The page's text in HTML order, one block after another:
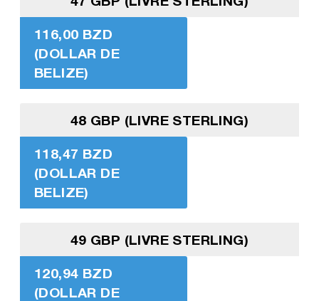
116,00 BZD
(DOLLAR DE
BELIZE)
48 GBP (LIVRE STERLING)
118,47 BZD
(DOLLAR DE
BELIZE)
49 GBP (LIVRE STERLING)
120,94 BZD
(DOLLAR DE